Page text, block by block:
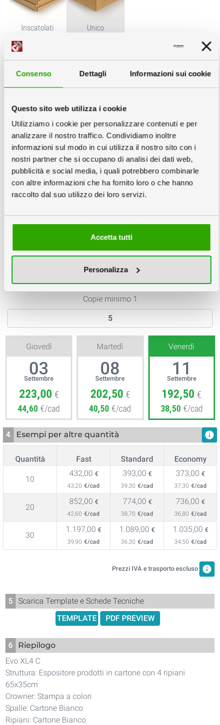
Consenso Dettagli Informazioni sui cookie
Questo sito web utilizza i cookie
Utilizziamo i cookie per personalizzare contenuti e per
analizzare il nostro traffico. Condividiamo inoltre
informazioni sul modo in cui utilizza il nostro sito con i
nostri partner che si occupano di analisi dei dati web,
pubblicità e social media, i quali potrebbero combinarle
con altre informazioni che ha fornito loro o che hanno
raccolto dal suo utilizzo dei loro servizi.
Accetta tutti
Personalizza
Inscatolati
singolarmente
Unico
Servizi Grafici info
Nessuna Verifica Verifica File €6
Impostazione
Grafica
Copie minimo 1
Giovedì
03
Settembre
223,00 €
44,60 €/cad
Martedì
08
Settembre
202,50 €
40,50 €/cad
Venerdì
11
Settembre
192,50 €
38,50 €/cad
4 Esempi per altre quantità info
Quantità Fast Standard Economy
10
432,00 €
43,20 €/cad
393,00 €
39,30 €/cad
373,00 €
37,30 €/cad
20
852,00 €
42,60 €/cad
774,00 €
38,70 €/cad
736,00 €
36,80 €/cad
30
1.197,00 €
39,90 €/cad
1.089,00 €
36,30 €/cad
1.035,00 €
34,50 €/cad
Prezzi IVA e trasporto escluso info
5 Scarica Template e Schede Tecniche
TEMPLATE
PDF PREVIEW
6
Riepilogo
Evo XL4 C
Struttura: Espositore prodotti in cartone con 4 ripiani
65x35cm
Crowner: Stampa a colori
Spalle: Cartone Bianco
Ripiani: Cartone Bianco